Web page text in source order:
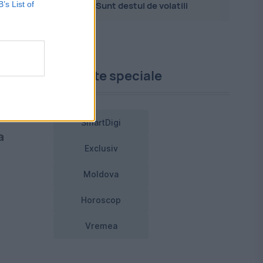
List of
Sunt destul de volatili
Proiecte speciale
SmartDigi
Exclusiv
Moldova
Horoscop
Vremea